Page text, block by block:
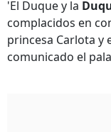
'El Duque y la
complacidos en
princesa Carlota y
comunicado el